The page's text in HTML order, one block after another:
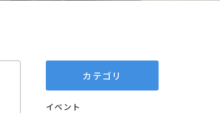
カテゴリ
イベント